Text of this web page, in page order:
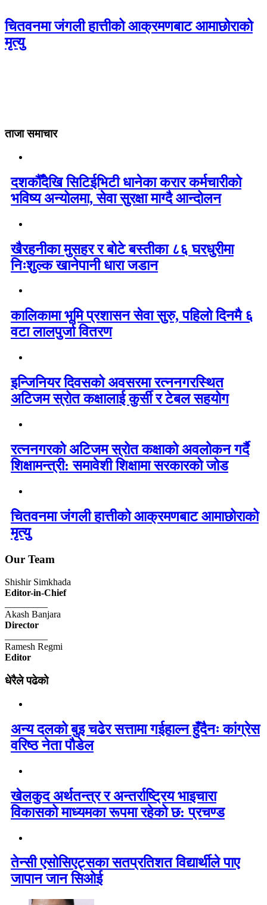
चितवनमा जंगली हात्तीको आक्रमणबाट आमाछोराको
मृत्यु
ताजा समाचार
दशकौँदेखि सिटिईभिटी धानेका करार कर्मचारीको
भविष्य अन्योलमा, सेवा सुरक्षा माग्दै आन्दोलन
खैरहनीका मुसहर र बोटे बस्तीका ८६ घरधुरीमा
निःशुल्क खानेपानी धारा जडान
कालिकामा भूमि प्रशासन सेवा सुरु, पहिलो दिनमै ६
वटा लालपुर्जा वितरण
इन्जिनियर दिवसको अवसरमा रत्ननगरस्थित
अटिजम स्रोत कक्षालाई कुर्सी र टेबल सहयोग
रत्ननगरको अटिजम स्रोत कक्षाको अवलोकन गर्दै
शिक्षामन्त्री: समावेशी शिक्षामा सरकारको जोड
चितवनमा जंगली हात्तीको आक्रमणबाट आमाछोराको
मृत्यु
Our Team
Shishir Simkhada
Editor-in-Chief
Akash Banjara
Director
Ramesh Regmi
Editor
धेरैले पढेको
अन्य दलको बुइ चढेर सत्तामा गईहाल्न हुँदैनः कांग्रेस
वरिष्ठ नेता पौडेल
खेलकुद अर्थतन्त्र र अन्तर्राष्ट्रिय भाइचारा
विकासको माध्यमका रूपमा रहेको छ: प्रचण्ड
तेन्सी एसोसिएट्सका सतप्रतिशत विद्यार्थीले पाए
जापान जान सिओई